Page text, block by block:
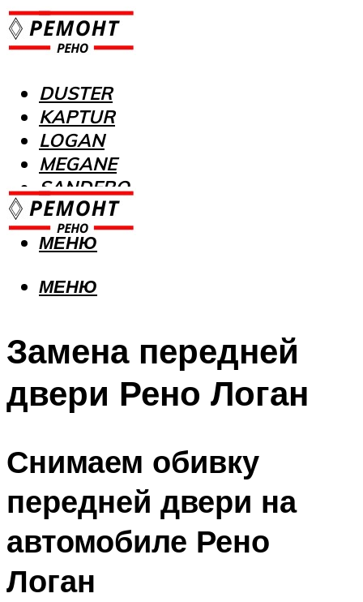
DUSTER
KAPTUR
LOGAN
MEGANE
SANDERO
МЕНЮ
МЕНЮ
Замена передней
двери Рено Логан
Снимаем обивку
передней двери на
автомобиле Рено
Логан